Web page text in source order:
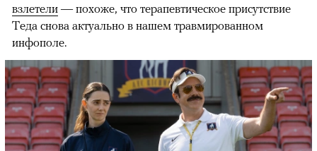
взлетели — похоже, что терапевтическое присутствие
Теда снова актуально в нашем травмированном
инфополе.